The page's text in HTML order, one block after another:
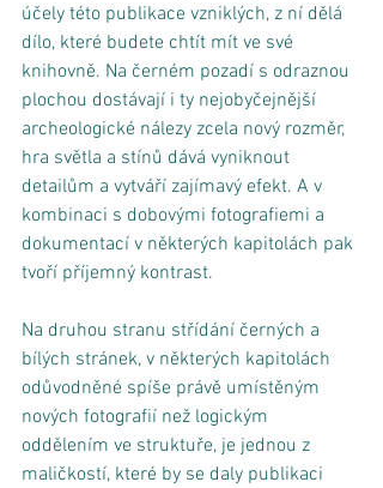
účely této publikace vzniklých, z ní dělá
dílo, které budete chtít mít ve své
knihovně. Na černém pozadí s odraznou
plochou dostávají i ty nejobyčejnější
archeologické nálezy zcela nový rozměr,
hra světla a stínů dává vyniknout
detailům a vytváří zajímavý efekt. A v
kombinaci s dobovými fotografiemi a
dokumentací v některých kapitolách pak
tvoří příjemný kontrast.
Na druhou stranu střídání černých a
bílých stránek, v některých kapitolách
odůvodněné spíše právě umístěným
nových fotografií než logickým
oddělením ve struktuře, je jednou z
maličkostí, které by se daly publikaci